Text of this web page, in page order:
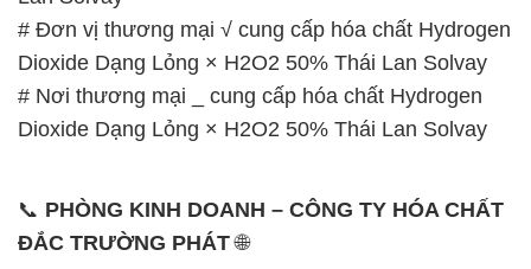
GIỜ LÀM VIỆC TẠI CÔNG TY HÓA CHẤT ĐẮC
TRƯỜNG PHÁT
Thời gian làm việc tại Hóa Chất Đắc Trường Phát
được tổ chức như sau:
chiều: từ 12h30 đến 17h